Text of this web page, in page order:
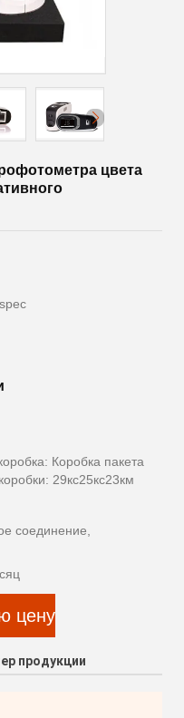
цвета
Коробка пакета
29кс25кс23км
соединение,
цену
продукции